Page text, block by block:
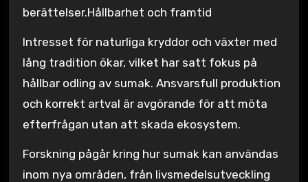
berättelser.Hållbarhet och framtid
Intresset för naturliga kryddor och växter med
lång tradition ökar, vilket har satt fokus på
hållbar odling av sumak. Ansvarsfull produktion
och korrekt artval är avgörande för att möta
efterfrågan utan att skada ekosystem.
Forskning pågår kring hur sumak kan användas
inom nya områden, från livsmedelsutveckling